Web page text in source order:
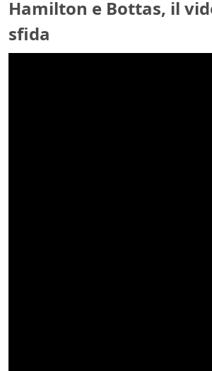
Hamilton e Bottas, il
sfida